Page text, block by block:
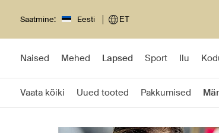
Saatmine: Eesti ET
Naised Mehed Lapsed Sport Ilu
Vaata kõiki Uued tooted Pakkumised